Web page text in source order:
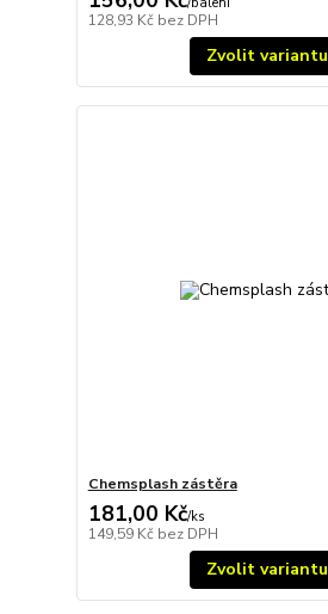
128,93 Kč bez DPH
Zvolit variantu
Chemsplash zástěra
181,00 Kč/ks
149,59 Kč bez DPH
Zvolit variantu